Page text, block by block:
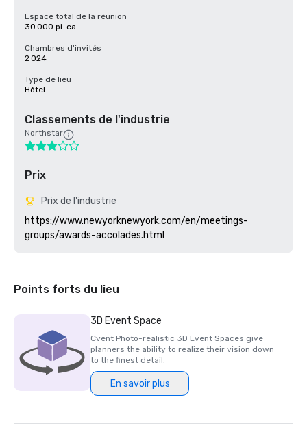
Espace total de la réunion
30 000 pi. ca.
Chambres d'invités
2 024
Type de lieu
Hôtel
Classements de l'industrie
Northstar
Prix
Prix de l'industrie
https://www.newyorknewyork.com/en/meetings-
Points forts du lieu
3D Event Space
Cvent Photo-realistic 3D Event Spaces give
planners the ability to realize their vision down
to the finest detail.
En savoir plus